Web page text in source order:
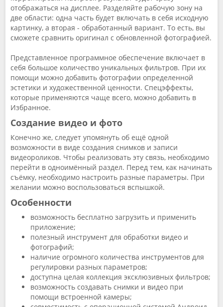
отображаться на дисплее. Разделяйте рабочую зону на
две области: одна часть будет включать в себя исходную
картинку, а вторая - обработанный вариант. То есть, вы
сможете сравнить оригинал с обновленной фотографией.
Представленное программное обеспечение включает в
себя большое количество уникальных фильтров. При их
помощи можно добавить фотографии определенной
эстетики и художественной ценности. Спецэффекты,
которые применяются чаще всего, можно добавить в
Избранное.
Создание видео и фото
Конечно же, следует упомянуть об ещё одной
возможности в виде создания снимков и записи
видеороликов. Чтобы реализовать эту связь, необходимо
перейти в одноимённый раздел. Перед тем, как начинать
съёмку, необходимо настроить разные параметры. При
желании можно воспользоваться вспышкой.
Особенности
возможность бесплатно загрузить и применить
приложение;
полезный инструмент для обработки видео и
фотографий;
наличие огромного количества инструментов для
регулировки разных параметров;
доступна целая коллекция эксклюзивных фильтров;
возможность создавать снимки и видео при
помощи встроенной камеры;